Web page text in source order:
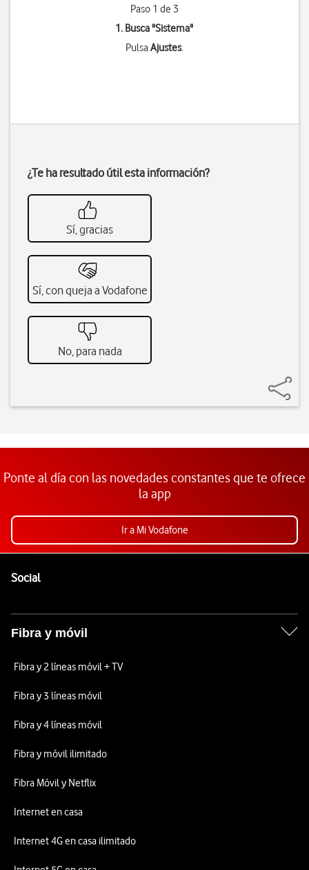
Paso 1 de 3
1. Busca "Sistema"
PulsaAjustes.
¿Te ha resultado útil esta información?
Sí, gracias
Sí, con queja a Vodafone
No, para nada
Ponte al día con las novedades constantes que te ofrece
la app
Ir a Mi Vodafone
SocialEnlaces a las redes sociales de Vodafone
Fibra y móvil
Fibra y 2 líneas móvil + TV
Fibra y 3 líneas móvil
Fibra y 4 líneas móvil
Fibra y móvil ilimitado
Fibra Móvil y Netflix
Internet en casa
Internet 4G en casa ilimitado